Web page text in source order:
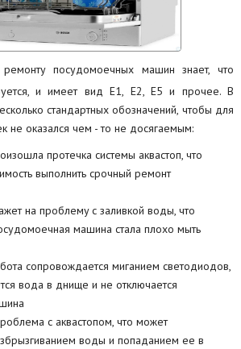
посудомоечных машин знает, что
и имеет вид Е1, Е2, Е5 и прочее. В
стандартных обозначений, чтобы для
не оказался чем - то не досягаемым:
протечка системы аквастоп, что
выполнить срочный ремонт
на проблему с заливкой воды, что
машина стала плохо мыть
сопровождается миганием светодиодов,
вода в днище и не отключается
с аквастопом, что может
воды и попаданием ее в